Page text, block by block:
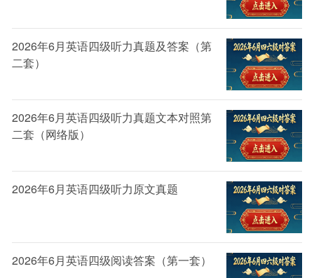
在认真审读背景材料、题干，明确题干要求指向的
基础上，从最容易发现的错误(或正确)题支入手，先确
定其中明显错误的观点或明显正确的观点，然后将含有
明显错误观点的题支或不含有明显正确观点的题支，从
备选题支中排除以缩小范围。
第二步，对其余题支进行比较分析，确定正确选
在初步排除缩小范围后，便可以确定剩余题支中
的“相同”的选项为正确题支，一般不必费心去分析，只
需对“相异”的选项进行比较、分析和判断，看哪些更符
合。
2026年6月英语四级听力真题及答案（第
二套）
2026年6月英语四级听力真题文本对照第
二套（网络版）
2026年6月英语四级听力原文真题
2026年6月英语四级阅读答案（第一套）